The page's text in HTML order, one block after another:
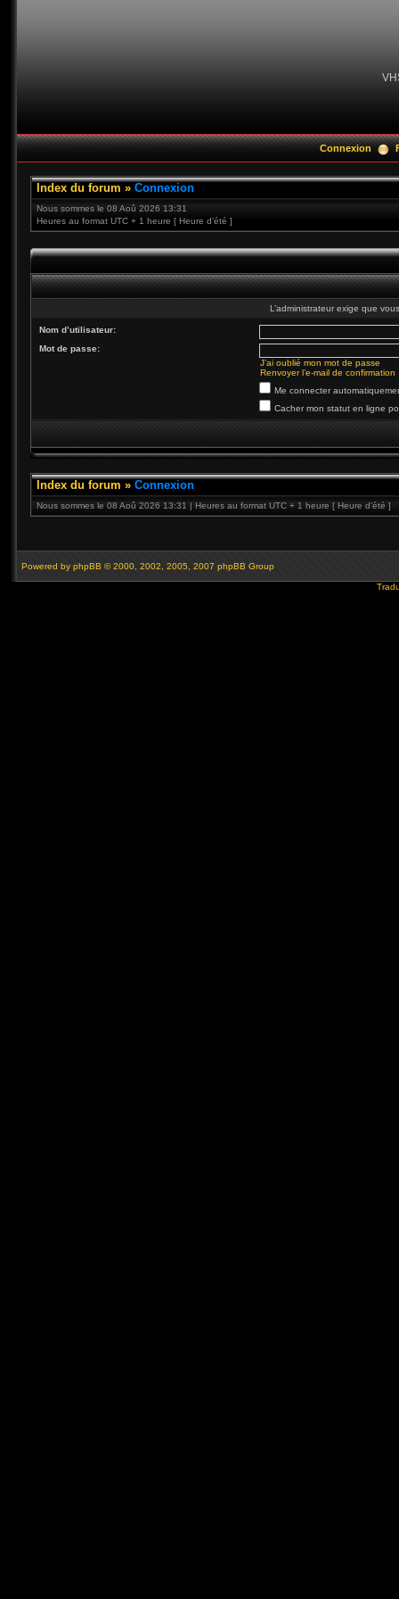
Connexion
Index du forum » Connexion
Nous sommes le 08 Aoû 2026 13:31
Heures au format UTC + 1 heure [ Heure d’été ]
L’administrateur exige que
Nom d’utilisateur:
Mot de passe:
J’ai oublié mon mot de passe
Renvoyer l’e-mail de confirmation
Me connecter
Cacher mon statut en ligne
Index du forum » Connexion
Nous sommes le 08 Aoû 2026 13:31 | Heures au format UTC + 1 heure [ Heure d’été ]
Powered by phpBB © 2000, 2002, 2005, 2007 phpBB Group